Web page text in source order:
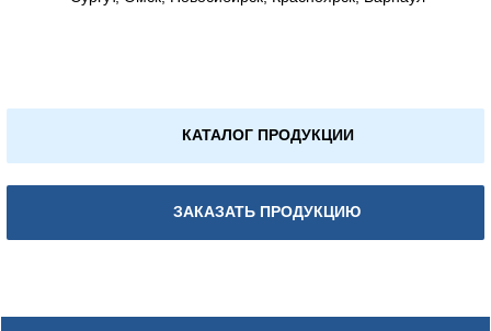
КАТАЛОГ ПРОДУКЦИИ
ЗАКАЗАТЬ ПРОДУКЦИЮ